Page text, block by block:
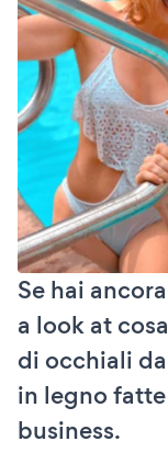
Se hai
a look at
di occhiali
in legno
business.